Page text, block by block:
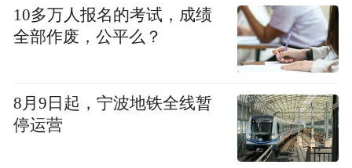
10多万人报名的考试，成绩
全部作废，公平么？
8月9日起，宁波地铁全线暂
停运营